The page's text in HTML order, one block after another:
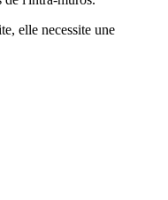
elle necessite une